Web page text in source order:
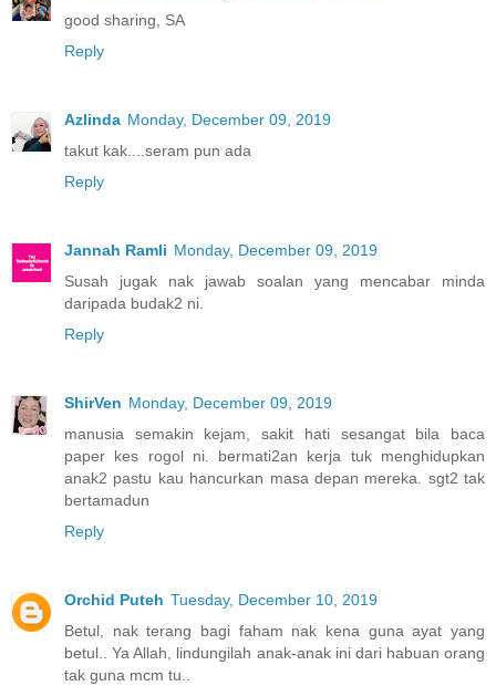
good sharing, SA
Reply
Azlinda Monday, December 09, 2019
takut kak....seram pun ada
Reply
Jannah Ramli Monday, December 09, 2019
Susah jugak nak jawab soalan yang mencabar minda
daripada budak2 ni.
Reply
ShirVen Monday, December 09, 2019
manusia semakin kejam, sakit hati sesangat bila baca
paper kes rogol ni. bermati2an kerja tuk menghidupkan
anak2 pastu kau hancurkan masa depan mereka. sgt2 tak
bertamadun
Reply
Orchid Puteh Tuesday, December 10, 2019
Betul, nak terang bagi faham nak kena guna ayat yang
betul.. Ya Allah, lindungilah anak-anak ini dari habuan orang
tak guna mcm tu..